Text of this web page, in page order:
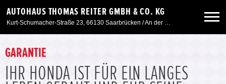
AUTOHAUS THOMAS REITER GMBH & CO. KG
Kurt-Schumacher-Straße 23, 66130 Saarbrücken / An der Windmühle 7, 66780 Siersburg
Neuwagen
Gebrauchtwagen
GARANTIE
IHR HONDA IST FÜR EIN LANGES